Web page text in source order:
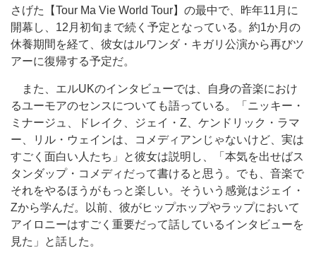
さげた【Tour Ma Vie World Tour】の最中で、昨年11月に
開幕し、12月初旬まで続く予定となっている。約1か月の
休養期間を経て、彼女はルワンダ・キガリ公演から再びツ
アーに復帰する予定だ。
また、エルUKのインタビューでは、自身の音楽におけ
るユーモアのセンスについても語っている。「ニッキー・
ミナージュ、ドレイク、ジェイ・Z、ケンドリック・ラマ
ー、リル・ウェインは、コメディアンじゃないけど、実は
すごく面白い人たち」と彼女は説明し、「本気を出せばス
タンダップ・コメディだって書けると思う。でも、音楽で
それをやるほうがもっと楽しい。そういう感覚はジェイ・
Zから学んだ。以前、彼がヒップホップやラップにおいて
アイロニーはすごく重要だって話しているインタビューを
見た」と話した。